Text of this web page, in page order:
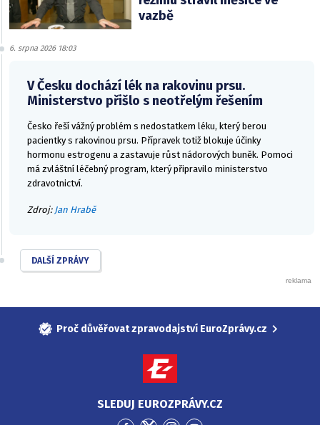
vazbě
6. srpna 2026 18:03
V Česku dochází lék na rakovinu prsu.
Ministerstvo přišlo s neotřelým řešením
Česko řeší vážný problém s nedostatkem léku, který berou
pacientky s rakovinou prsu. Přípravek totiž blokuje účinky
hormonu estrogenu a zastavuje růst nádorových buněk. Pomoci
má zvláštní léčebný program, který připravilo ministerstvo
zdravotnictví.
Zdroj: Jan Hrabě
DALŠÍ ZPRÁVY
Proč důvěřovat zpravodajství EuroZprávy.cz
SLEDUJ EUROZPRÁVY.CZ